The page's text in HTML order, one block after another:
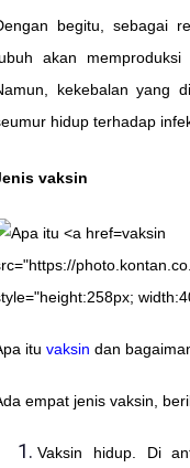
begitu, sebagai
akan memproduksi
kekebalan yang
hidup terhadap
vaksin
vaksin
itu vaksin dan
empat jenis vaksin,
Vaksin hidup. Di